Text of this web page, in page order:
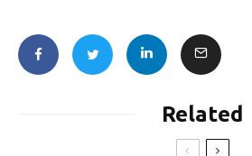
Related